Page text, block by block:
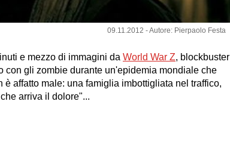
09.11.2012 - Autore: Pierpaolo Festa
e mezzo di immagini da World War Z, blockbuster
con gli zombie durante un'epidemia mondiale che
affatto male: una famiglia imbottigliata nel traffico,
arriva il dolore"...